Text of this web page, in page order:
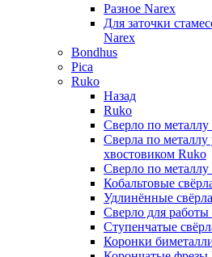
Разное Narex
Для заточки
Narex
Bondhus
Pica
Ruko
Назад
Ruko
Сверло по
Сверла по
хвостовиком Ruko
Сверло по
Кобальтовые
Удлинённые
Сверло для
Ступенчатые
Коронки